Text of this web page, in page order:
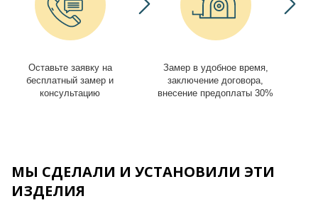
Оставьте заявку на
бесплатный замер и
консультацию
Замер в удобное время,
заключение договора,
внесение предоплаты 30%
МЫ СДЕЛАЛИ И УСТАНОВИЛИ ЭТИ
ИЗДЕЛИЯ